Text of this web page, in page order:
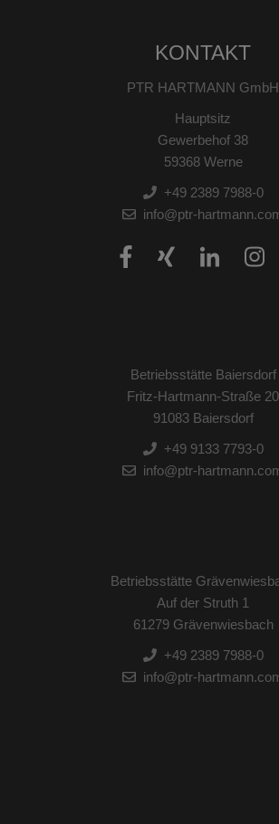
KONTAKT
PTR HARTMANN GmbH
Hauptsitz
Gewerbehof 38
59368 Werne
+49 2389 7988-0
info@ptr-
Betriebsstätte Baiersdorf
Fritz-Hartmann-Straße 20
91083 Baiersdorf
+49 9133 7793-0
info@ptr-
Betriebsstätte
Auf der Struth 1
61279 Grävenwiesbach
+49 2389 7988-0
info@ptr-